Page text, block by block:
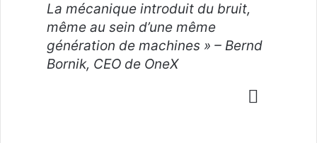
La mécanique introduit du bruit,
même au sein d’une même
génération de machines » – Bernd
Bornik, CEO de OneX